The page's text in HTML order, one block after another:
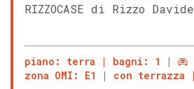
RIZZOCASE di Rizzo Davide
piano: terra
bagni: 1
zona OMI: E1
con terrazza